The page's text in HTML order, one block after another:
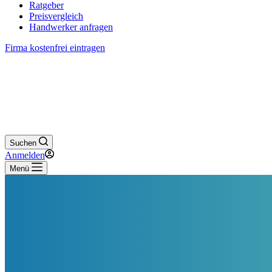
Ratgeber
Preisvergleich
Handwerker anfragen
Firma kostenfrei eintragen
Suchen
Anmelden
Menü